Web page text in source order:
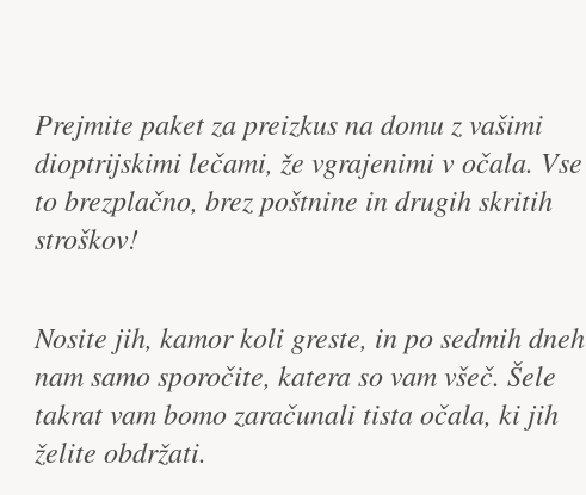
Prejmite paket za preizkus na domu z vašimi
dioptrijskimi lečami, že vgrajenimi v očala. Vse
to brezplačno, brez poštnine in drugih skritih
stroškov!
Nosite jih, kamor koli greste, in po sedmih dneh
nam samo sporočite, katera so vam všeč. Šele
takrat vam bomo zaračunali tista očala, ki jih
želite obdržati.